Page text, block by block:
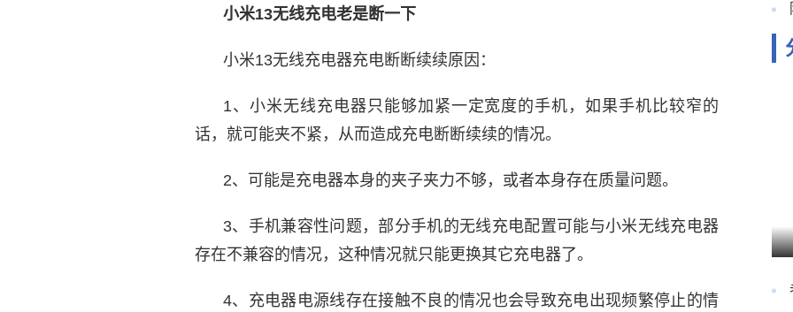
小米13无线充电老是断一下
小米13无线充电器充电断断续续原因：
1、小米无线充电器只能够加紧一定宽度的手机，如果手机比较窄的
话，就可能夹不紧，从而造成充电断断续续的情况。
2、可能是充电器本身的夹子夹力不够，或者本身存在质量问题。
3、手机兼容性问题，部分手机的无线充电配置可能与小米无线充电器
存在不兼容的情况，这种情况就只能更换其它充电器了。
4、充电器电源线存在接触不良的情况也会导致充电出现频繁停止的情